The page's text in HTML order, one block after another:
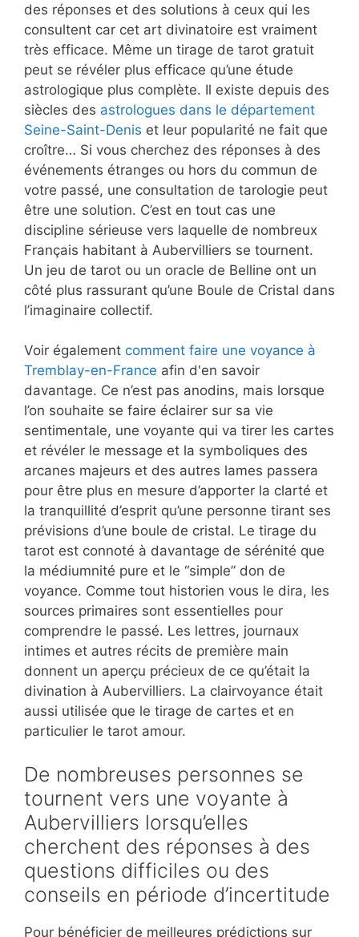
des réponses et des solutions à ceux qui les
consultent car cet art divinatoire est vraiment
très efficace. Même un tirage de tarot gratuit
peut se révéler plus efficace qu’une étude
astrologique plus complète. Il existe depuis des
siècles des astrologues dans le département
Seine-Saint-Denis et leur popularité ne fait que
croître… Si vous cherchez des réponses à des
événements étranges ou hors du commun de
votre passé, une consultation de tarologie peut
être une solution. C’est en tout cas une
discipline sérieuse vers laquelle de nombreux
Français habitant à Aubervilliers se tournent.
Un jeu de tarot ou un oracle de Belline ont un
côté plus rassurant qu’une Boule de Cristal dans
l’imaginaire collectif.
Voir également comment faire une voyance à
Tremblay-en-France afin d'en savoir
davantage. Ce n’est pas anodins, mais lorsque
l’on souhaite se faire éclairer sur sa vie
sentimentale, une voyante qui va tirer les cartes
et révéler le message et la symboliques des
arcanes majeurs et des autres lames passera
pour être plus en mesure d’apporter la clarté et
la tranquillité d’esprit qu’une personne tirant ses
prévisions d’une boule de cristal. Le tirage du
tarot est connoté à davantage de sérénité que
la médiumnité pure et le “simple” don de
voyance. Comme tout historien vous le dira, les
sources primaires sont essentielles pour
comprendre le passé. Les lettres, journaux
intimes et autres récits de première main
donnent un aperçu précieux de ce qu’était la
divination à Aubervilliers. La clairvoyance était
aussi utilisée que le tirage de cartes et en
particulier le tarot amour.
De nombreuses personnes se
tournent vers une voyante à
Aubervilliers lorsqu’elles
cherchent des réponses à des
questions difficiles ou des
conseils en période d’incertitude
Pour bénéficier de meilleures prédictions sur